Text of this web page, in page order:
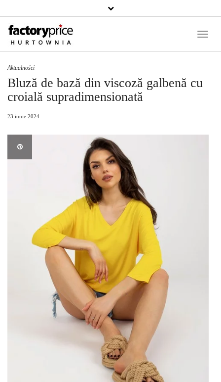
Căutați
un
Toggle
Aktualności
Bluză de bază din viscoză galbenă cu
croială supradimensionată
23 iunie 2024